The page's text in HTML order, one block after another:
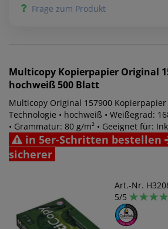
Frage zum Produkt
Multicopy Kopierpapier Original
hochweiß 500 Blatt
Multicopy Original 157900
Technologie • hochweiß • Weißegrad:
• Grammatur: 80 g/m² • Geeignet für:
in 5er-Schritten bestellen
sicherer
Art.-Nr.
5/5